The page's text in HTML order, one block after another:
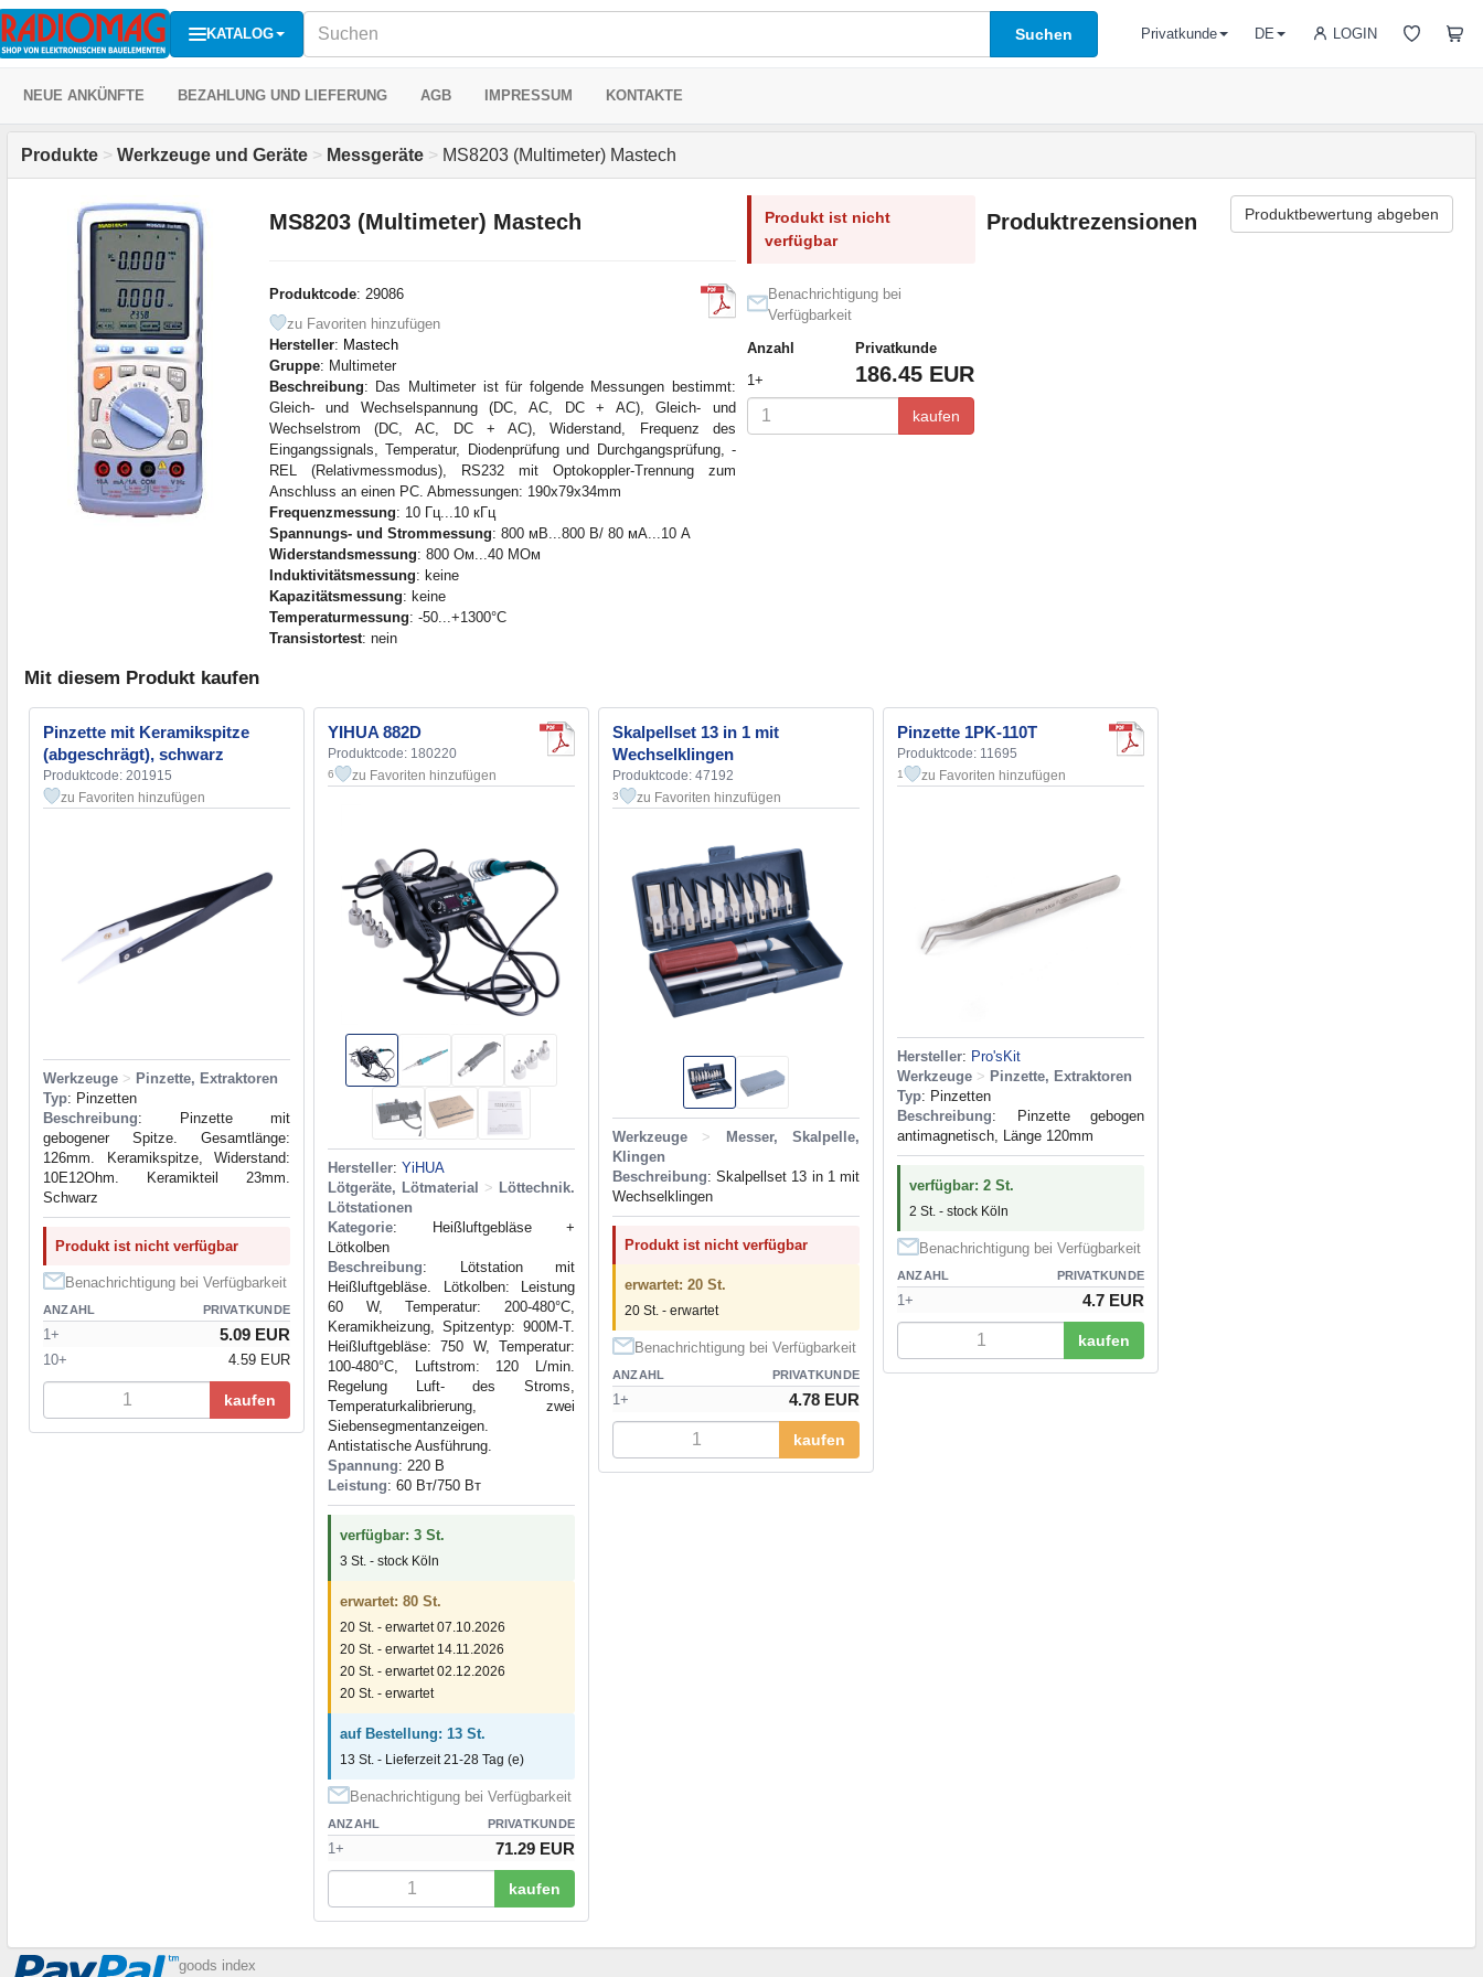
KATALOG Suchen LOGIN
Privatkunde DE
NEUE ANKÜNFTE BEZAHLUNG UND LIEFERUNG AGB IMPRESSUM KONTAKTE
Produkte > Werkzeuge und Geräte > Messgeräte > MS8203 (Multimeter) Mastech
MS8203 (Multimeter) Mastech
Produktcode: 29086
zu Favoriten hinzufügen
Hersteller: Mastech
Gruppe: Multimeter
Beschreibung: Das Multimeter ist für folgende Messungen bestimmt:
Gleich- und Wechselspannung (DC, AC, DC + AC), Gleich- und
Wechselstrom (DC, AC, DC + AC), Widerstand, Frequenz des
Eingangssignals, Temperatur, Diodenprüfung und Durchgangsprüfung, -
REL (Relativmessmodus), RS232 mit Optokoppler-Trennung zum
Anschluss an einen PC. Abmessungen: 190x79x34mm
Frequenzmessung: 10 Гц...10 кГц
Spannungs- und Strommessung: 800 мВ...800 В/ 80 мА...10 А
Widerstandsmessung: 800 Ом...40 МОм
Induktivitätsmessung: keine
Kapazitätsmessung: keine
Temperaturmessung: -50...+1300°С
Transistortest: nein
Produkt ist nicht
verfügbar
Benachrichtigung bei
Verfügbarkeit
Anzahl
Privatkunde
1+
186.45 EUR
kaufen
Produktrezensionen Produktbewertung abgeben
Mit diesem Produkt kaufen
Pinzette mit Keramikspitze
(abgeschrägt), schwarz
Produktcode: 201915
zu Favoriten hinzufügen
Werkzeuge > Pinzette, Extraktoren
Typ: Pinzetten
Beschreibung: Pinzette mit
gebogener Spitze. Gesamtlänge:
126mm. Keramikspitze, Widerstand:
10E12Ohm. Keramikteil 23mm.
Schwarz
Produkt ist nicht verfügbar
Benachrichtigung bei Verfügbarkeit
ANZAHL PRIVATKUNDE
1+ 5.09 EUR
10+ 4.59 EUR
kaufen
YIHUA 882D
Produktcode: 180220
6 zu Favoriten hinzufügen
Hersteller: YiHUA
Lötgeräte, Lötmaterial
> Löttechnik.
Lötstationen
Kategorie: Heißluftgebläse +
Lötkolben
Beschreibung: Lötstation mit
Heißluftgebläse. Lötkolben: Leistung
60 W, Temperatur: 200-480°C,
Keramikheizung, Spitzentyp: 900M-T.
Heißluftgebläse: 750 W, Temperatur:
100-480°C, Luftstrom: 120 L/min.
Regelung Luft- des Stroms,
Temperaturkalibrierung, zwei
Siebensegmentanzeigen.
Antistatische Ausführung.
Spannung: 220 В
Leistung: 60 Вт/750 Вт
verfügbar: 3 St.
3 St. - stock Köln
erwartet: 80 St.
20 St. - erwartet 07.10.2026
20 St. - erwartet 14.11.2026
20 St. - erwartet 02.12.2026
20 St. - erwartet
auf Bestellung: 13 St.
13 St. - Lieferzeit 21-28 Tag (e)
Benachrichtigung bei Verfügbarkeit
ANZAHL PRIVATKUNDE
1+ 71.29 EUR
kaufen
Skalpellset 13 in 1 mit
Wechselklingen
Produktcode: 47192
3 zu Favoriten hinzufügen
Werkzeuge >
Messer, Skalpelle,
Klingen
Beschreibung: Skalpellset 13 in 1 mit
Wechselklingen
Produkt ist nicht verfügbar
erwartet: 20 St.
20 St. - erwartet
Benachrichtigung bei Verfügbarkeit
ANZAHL PRIVATKUNDE
1+ 4.78 EUR
kaufen
Pinzette 1PK-110T
Produktcode: 11695
1 zu Favoriten hinzufügen
Hersteller: Pro'sKit
Werkzeuge > Pinzette, Extraktoren
Typ: Pinzetten
Beschreibung: Pinzette gebogen
antimagnetisch, Länge 120mm
verfügbar: 2 St.
2 St. - stock Köln
Benachrichtigung bei Verfügbarkeit
ANZAHL PRIVATKUNDE
1+ 4.7 EUR
kaufen
goods index